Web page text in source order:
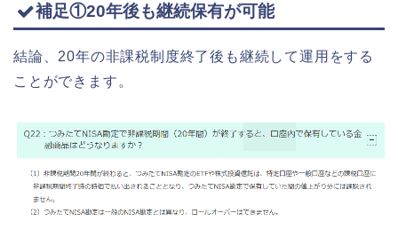
補足①20年後も継続保有が可能
結論、20年の非課税制度終了後も継続して運用をする
ことができます。